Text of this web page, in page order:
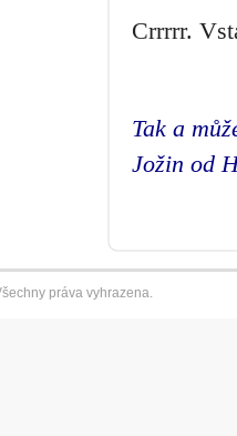
Crrrrr.
Tak a
Jožin od
Všechny práva vyhrazena.